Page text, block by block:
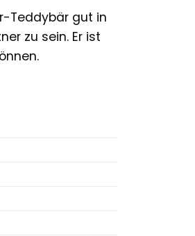
Teddybär gut in
zu sein. Er ist